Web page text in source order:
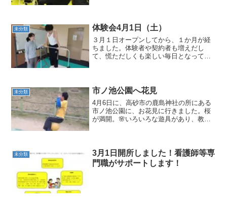
未分類 体験会4月1日（土）
３月１日オープンしてから、１か月が経
ちました。体験者や契約者も増えだし
て、慌ただしくも楽しい毎日となってい
び箱、トランポリンなどがあ...
未分類 市ノ池公園へ花見
4月6日に、高砂市の鹿島神社の所にある
市ノ池公園に、お花見に行きました。桜
が満開。🌸いろいろな遊具があり、教室
た、行きましょう。楽しか...
未分類
3月1日開所しました！看護師等専
門職がサポートします！